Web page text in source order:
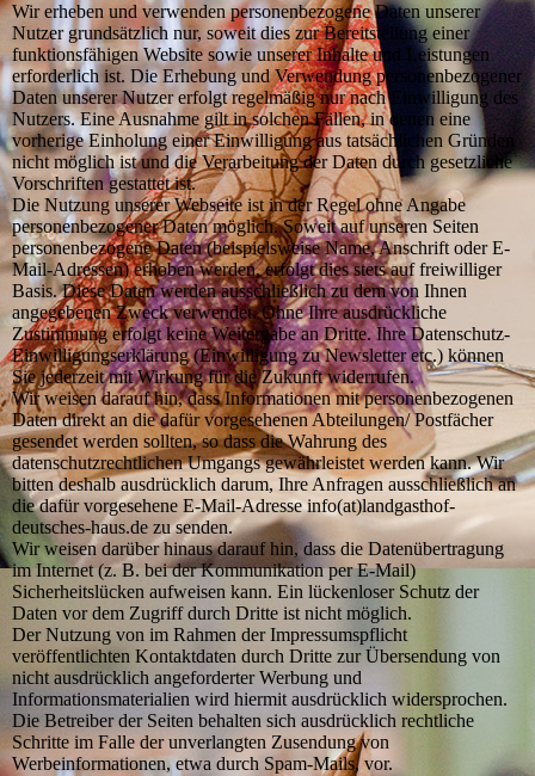
Wir erheben und verwenden personenbezogene Daten unserer
Nutzer grundsätzlich nur, soweit dies zur Bereitstellung einer
funktionsfähigen Website sowie unserer Inhalte und Leistungen
erforderlich ist. Die Erhebung und Verwendung personenbezogener
Daten unserer Nutzer erfolgt regelmäßig nur nach Einwilligung des
Nutzers. Eine Ausnahme gilt in solchen Fällen, in denen eine
vorherige Einholung einer Einwilligung aus tatsächlichen Gründen
nicht möglich ist und die Verarbeitung der Daten durch gesetzliche
Vorschriften gestattet ist.
Die Nutzung unserer Webseite ist in der Regel ohne Angabe
personenbezogener Daten möglich. Soweit auf unseren Seiten
personenbezogene Daten (beispielsweise Name, Anschrift oder E-
Mail-Adressen) erhoben werden, erfolgt dies stets auf freiwilliger
Basis. Diese Daten werden ausschließlich zu dem von Ihnen
angegebenen Zweck verwendet. Ohne Ihre ausdrückliche
Zustimmung erfolgt keine Weitergabe an Dritte. Ihre Datenschutz-
Einwilligungserklärung (Einwilligung zu Newsletter etc.) können
Sie jederzeit mit Wirkung für die Zukunft widerrufen.
Wir weisen darauf hin, dass Informationen mit personenbezogenen
Daten direkt an die dafür vorgesehenen Abteilungen/ Postfächer
gesendet werden sollten, so dass die Wahrung des
datenschutzrechtlichen Umgangs gewährleistet werden kann. Wir
bitten deshalb ausdrücklich darum, Ihre Anfragen ausschließlich an
die dafür vorgesehene E-Mail-Adresse info(at)landgasthof-
deutsches-haus.de zu senden.
Wir weisen darüber hinaus darauf hin, dass die Datenübertragung
im Internet (z. B. bei der Kommunikation per E-Mail)
Sicherheitslücken aufweisen kann. Ein lückenloser Schutz der
Daten vor dem Zugriff durch Dritte ist nicht möglich.
Der Nutzung von im Rahmen der Impressumspflicht
veröffentlichten Kontaktdaten durch Dritte zur Übersendung von
nicht ausdrücklich angeforderter Werbung und
Informationsmaterialien wird hiermit ausdrücklich widersprochen.
Die Betreiber der Seiten behalten sich ausdrücklich rechtliche
Schritte im Falle der unverlangten Zusendung von
Werbeinformationen, etwa durch Spam-Mails, vor.